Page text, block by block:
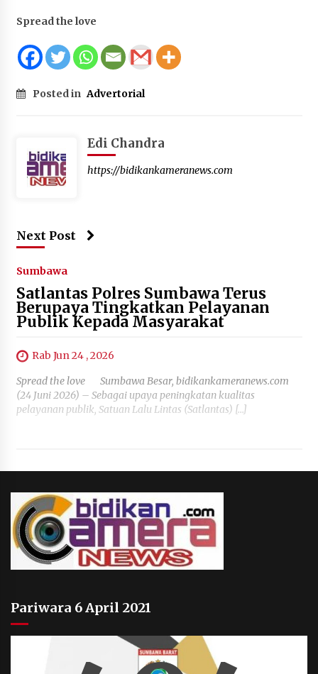
Spread the love
Posted in Advertorial
Edi Chandra
https://bidikankameranews.com
Next Post
Sumbawa
Satlantas Polres Sumbawa Terus
Berupaya Tingkatkan Pelayanan
Publik Kepada Masyarakat
Rab Jun 24 , 2026
Spread the love Sumbawa Besar, bidikankameranews.com
(24 Juni 2026) – Sebagai upaya peningkatan kualitas
pelayanan publik, Satuan Lalu Lintas (Satlantas) […]
Pariwara 6 April 2021